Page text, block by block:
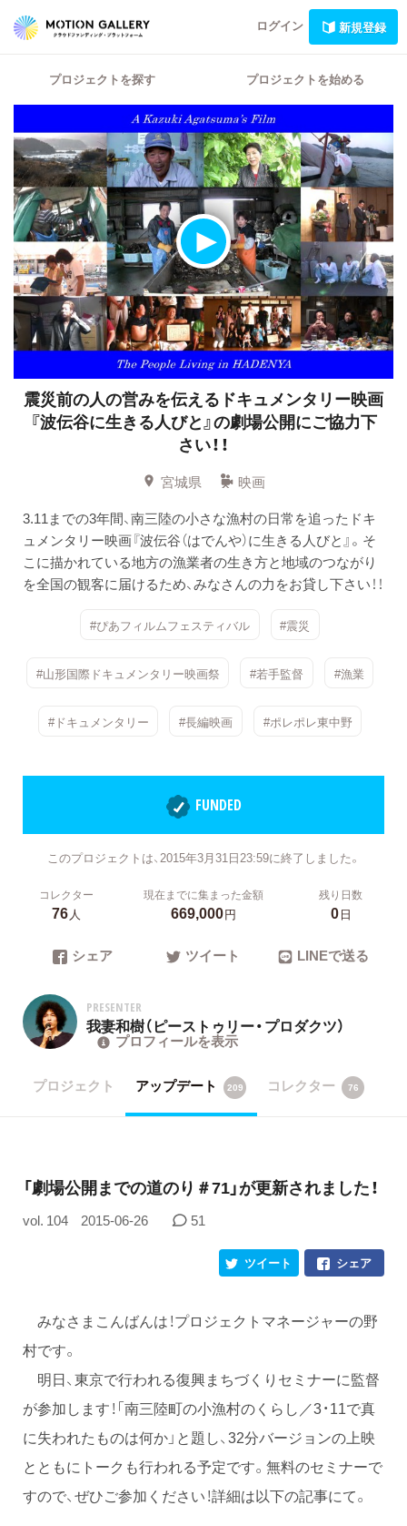
ログイン 新規登録
プロジェクトを探す プロジェクトを始める
震災前の人の営みを伝えるドキュメンタリー映画
『波伝谷に生きる人びと』の劇場公開にご協力下
さい！！
宮城県
映画
3.11までの3年間、南三陸の小さな漁村の日常を追ったドキ
ュメンタリー映画『波伝谷（はでんや）に生きる人びと』。そ
こに描かれている地方の漁業者の生き方と地域のつながり
を全国の観客に届けるため、みなさんの力をお貸し下さい！！
#ぴあフィルムフェスティバル #震災
#山形国際ドキュメンタリー映画祭 #若手監督 #漁業
#ドキュメンタリー #長編映画 #ポレポレ東中野
FUNDED
このプロジェクトは、2015年3月31日23:59に終了しました。
コレクター
76人
現在までに集まった金額
669,000円
残り日数
0日
シェア ツイート LINEで送る
PRESENTER
我妻和樹（ピーストゥリー・プロダクツ）
プロフィールを表示
プロジェクト アップデート 209 コレクター 76
「劇場公開までの道のり＃71」が更新されました！
vol. 104 2015-06-26 51
シェア
ツイート
みなさまこんばんは！プロジェクトマネージャーの野
村です。
明日、東京で行われる復興まちづくりセミナーに監督
が参加します！「南三陸町の小漁村のくらし／3・11で真
に失われたものは何か」と題し、32分バージョンの上映
とともにトークも行われる予定です。無料のセミナーで
すので、ぜひご参加ください！詳細は以下の記事にて。